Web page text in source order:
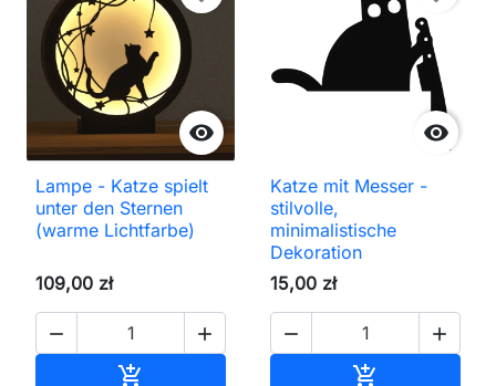

Lampe - Katze spielt
unter den Sternen
(warme Lichtfarbe)
109,00 zł
 


Katze mit Messer -
stilvolle,
minimalistische
Dekoration
15,00 zł
 
